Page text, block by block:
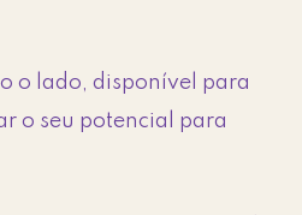
o lado, disponível para
o seu potencial para